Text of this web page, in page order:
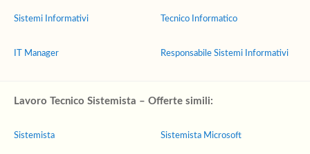
Sistemi Informativi
IT Manager
Tecnico Informatico
Responsabile Sistemi Informativi
Lavoro Tecnico Sistemista – Offerte simili:
Sistemista Sistemista Microsoft